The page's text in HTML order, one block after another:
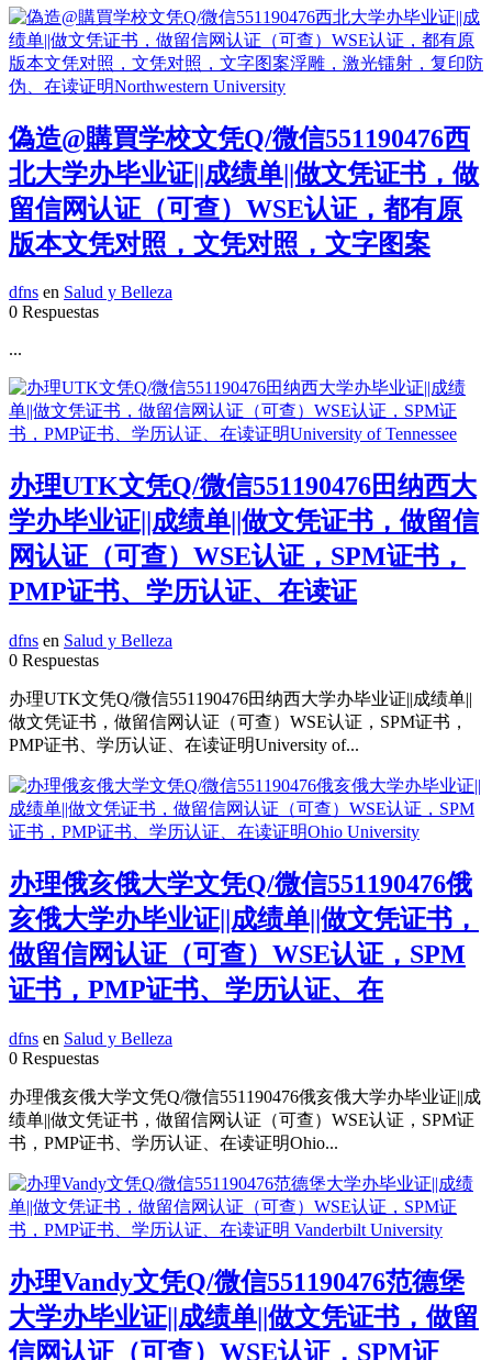
偽造@購買学校文凭Q/微信551190476西
北大学办毕业证||成绩单||做文凭证书，做
留信网认证（可查）WSE认证，都有原
版本文凭对照，文凭对照，文字图案
dfns en Salud y Belleza
0 Respuestas
...
办理UTK文凭Q/微信551190476田纳西大
学办毕业证||成绩单||做文凭证书，做留信
网认证（可查）WSE认证，SPM证书，
PMP证书、学历认证、在读证
dfns en Salud y Belleza
0 Respuestas
办理UTK文凭Q/微信551190476田纳西大学办毕业证||成绩单||
做文凭证书，做留信网认证（可查）WSE认证，SPM证书，
PMP证书、学历认证、在读证明University of...
办理俄亥俄大学文凭Q/微信551190476俄
亥俄大学办毕业证||成绩单||做文凭证书，
做留信网认证（可查）WSE认证，SPM
证书，PMP证书、学历认证、在
dfns en Salud y Belleza
0 Respuestas
办理俄亥俄大学文凭Q/微信551190476俄亥俄大学办毕业证||成
绩单||做文凭证书，做留信网认证（可查）WSE认证，SPM证
书，PMP证书、学历认证、在读证明Ohio...
办理Vandy文凭Q/微信551190476范德堡
大学办毕业证||成绩单||做文凭证书，做留
信网认证（可查）WSE认证，SPM证